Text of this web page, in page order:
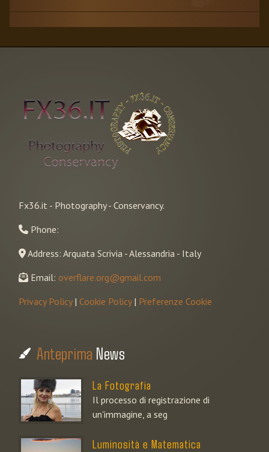
Fx36.it - Photography - Conservancy.
Phone:
Address: Arquata Scrivia - Alessandria - Italy
Email: overflare.org@gmail.com
Privacy Policy| Cookie Policy| Preferenze Cookie
Anteprima News
La Fotografia
Il processo di registrazione di
un'immagine, a seg
Luminosità e Matematica